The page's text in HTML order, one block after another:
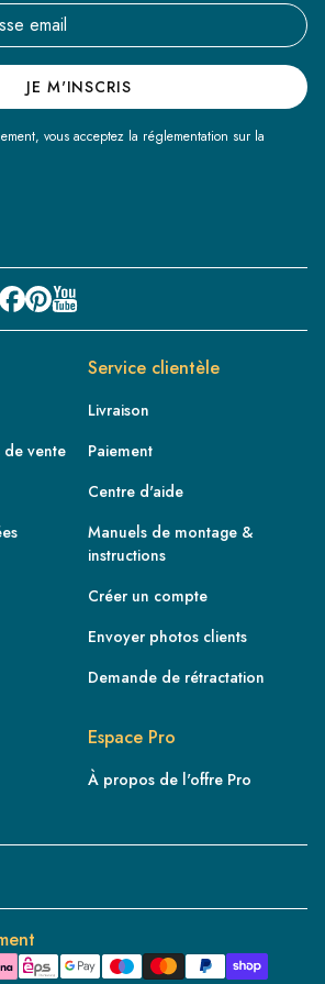
JE M'INSCRIS
vous acceptez la réglementation sur la
de vente
Service clientèle
Livraison
Paiement
Centre d'aide
Manuels de montage &
instructions
Créer un compte
Envoyer photos clients
Demande de rétractation
Espace Pro
À propos de l'offre Pro